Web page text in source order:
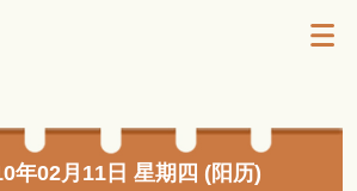
年02月11日 星期四 (阳历)